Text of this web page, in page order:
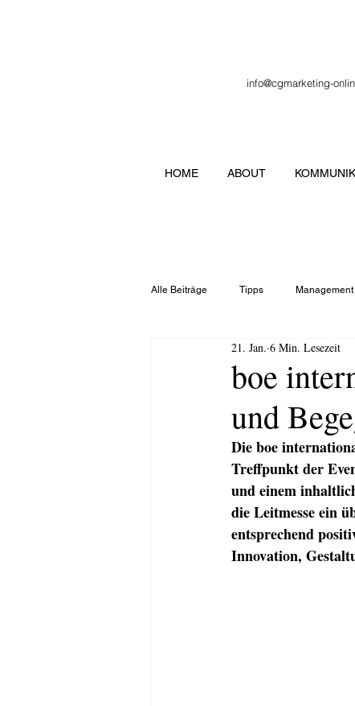
info@cgmarketing-
Alle Beiträge Tipps Management
Veranstaltung Verbände
boe
und
21. Jan. 6 Min. Lesezeit
Die boe
Treffpunkt der
und einem
die Leitmesse ein
entsprechend
Innovation,
HOME ABOUT